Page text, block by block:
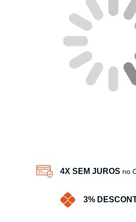
4X SEM JUROS no
3%